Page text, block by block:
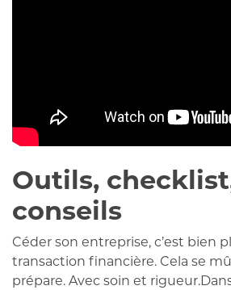
Outils,
conseils
Céder son entreprise, c’est bien
transaction financière. Cela se
prépare. Avec soin et